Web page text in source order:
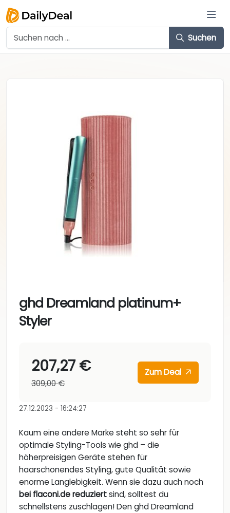
Suchen
ghd Dreamland platinum+
Styler
207,27 €
309,00 €
Zum Deal
27.12.2023 - 16:24:27
Kaum eine andere Marke steht so sehr für
optimale Styling-Tools wie ghd – die
höherpreisigen Geräte stehen für
haarschonendes Styling, gute Qualität sowie
enorme Langlebigkeit. Wenn sie dazu auch noch
bei flaconi.de reduziertsind, solltest du
schnellstens zuschlagen! Den ghd Dreamland